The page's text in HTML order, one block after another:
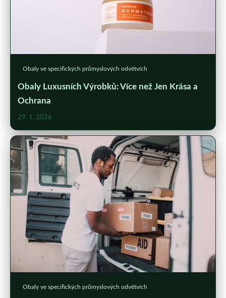
Obaly ve specifických průmyslových odvětvích
Obaly Luxusních Výrobků: Více než Jen Krása a
Ochrana
29. 1. 2026
Obaly ve specifických průmyslových odvětvích